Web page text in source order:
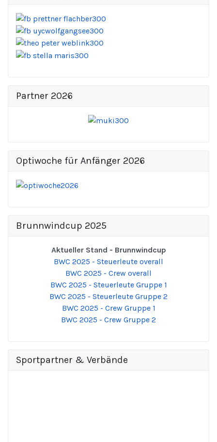
Partner 2026
Optiwoche für Anfänger 2026
Brunnwindcup 2025
Aktueller Stand - Brunnwindcup
BWC 2025 - Steuerleute overall
BWC 2025 - Crew overall
BWC 2025 - Steuerleute Gruppe 1
BWC 2025 - Steuerleute Gruppe 2
BWC 2025 - Crew Gruppe 1
BWC 2025 - Crew Gruppe 2
Sportpartner & Verbände